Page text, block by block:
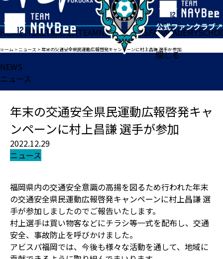
閉じる
HOMETICKETMATCHTEAMNEWSGOODSFANACADEMY
ホーム >ニュース >年末の交通安全県民運動広報啓発キャンペーンに村上昌謙 選手が参加
NEWS
ニュース
年末の交通安全県民運動広報啓発キャ
ンペーンに村上昌謙 選手が参加
2022.12.29
ニュース
福岡県内の交通安全意識の高揚を図るため行われた年末
の交通安全県民運動広報啓発キャンペーンに村上昌謙 選
手が参加しましたのでご報告いたします。
村上選手は買い物客などにチラシ等一式を配布し、交通
安全、事故防止を呼びかけました。
アビスパ福岡では、今後も様々な活動を通して、地域に